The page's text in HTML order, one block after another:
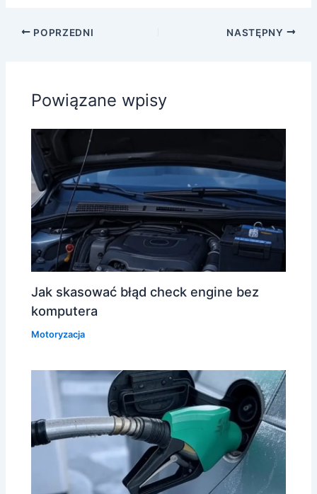
POPRZEDNI NASTĘPNY
Powiązane wpisy
Jak skasować błąd check engine bez
komputera
Motoryzacja